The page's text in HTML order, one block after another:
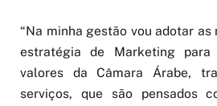
“Na minha gestão vou adotar
estratégia de Marketing
valores da Câmara Árabe,
serviços, que são pensados